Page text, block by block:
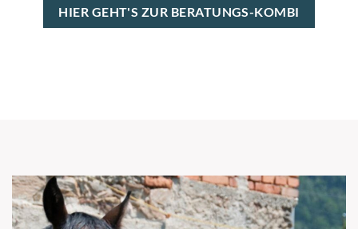
HIER GEHT'S ZUR BERATUNGS-KOMBI